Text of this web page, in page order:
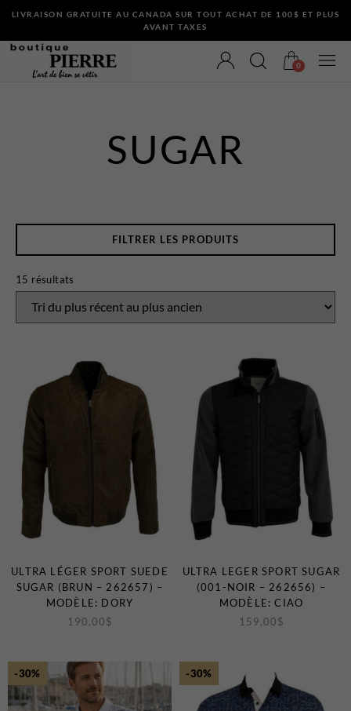
LIVRAISON GRATUITE AU CANADA SUR TOUT ACHAT DE 100$ ET PLUS
AVANT TAXES
VÊTEMENTS
Maillots de Bain
Manteaux
Pantalons
T-Shirts et Polos
Vestons
Vêtements de Nuit
Ceintures et Bretelles
Chaussures
Foulards et Chapeaux
Gants
Nouveautés
Soldes
0
SUGAR
FILTRER LES PRODUITS
15 résultats
ULTRA LÉGER SPORT SUEDE
SUGAR (BRUN – 262657) –
MODÈLE: DORY
190,00 $
ULTRA LEGER SPORT SUGAR
(001-NOIR – 262656) –
MODÈLE: CIAO
159,00 $
-30% -30%